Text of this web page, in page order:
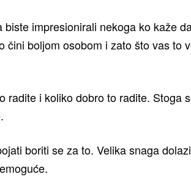
impresionirali nekoga ko kaže
čini boljom osobom i zato što vas to
radite i koliko dobro to radite. Stoga
boriti se za to. Velika snaga